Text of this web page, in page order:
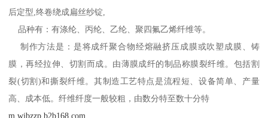
后定型,终卷绕成扁丝纱锭,
品种有：有涤纶、丙纶、乙纶、聚四氟乙烯纤维等。
制作方法是：是将成纤聚合物经熔融挤压成膜或吹塑成膜、铸
膜，再经拉伸、切割而成。由薄膜成纤的制品称膜裂纤维。包括割
裂(切割)和撕裂纤维。其制造工艺特点是流程短、设备简单、产量
高、成本低。纤维纤度一般较粗，由数分特至数十分特
m.wjbzzp.b2b168.com